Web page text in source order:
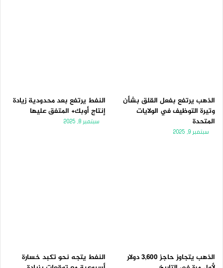
الذهب يرتفع بفعل القلق بشأن
وتيرة التوظيف في الولايات
المتحدة
سبتمبر 9, 2025
النفط يرتفع بعد محدودية زيادة
إنتاج أوبك+ المتفق عليها
سبتمبر 8, 2025
الذهب يتجاوز حاجز 3,600 دولار
النفط يتجه نحو تكبد خسارة